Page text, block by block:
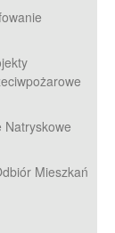
Natryskowe
Mieszkań